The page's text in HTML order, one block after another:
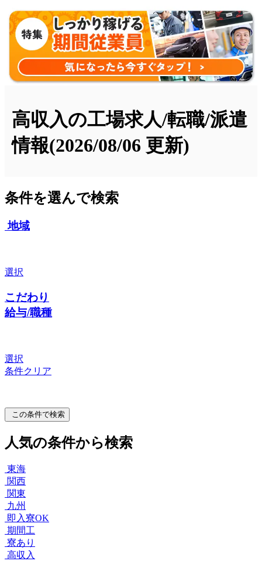
高収入の工場求人/転職/派遣
情報(2026/08/06 更新)
条件を選んで検索
地域
選択
こだわり
給与/職種
選択
条件クリア
この条件で検索
人気の条件から検索
東海
関西
関東
九州
即入寮OK
期間工
寮あり
高収入